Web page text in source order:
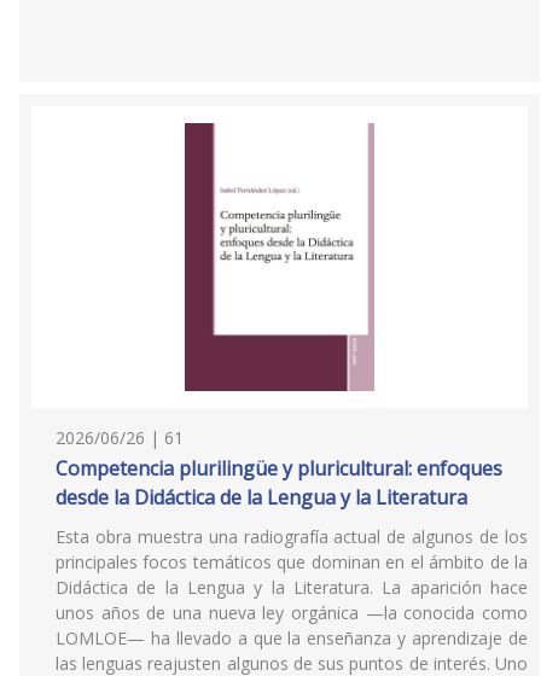
2026/06/26 | 61
Competencia plurilingüe y pluricultural: enfoques
desde la Didáctica de la Lengua y la Literatura
Esta obra muestra una radiografía actual de algunos de los
principales focos temáticos que dominan en el ámbito de la
Didáctica de la Lengua y la Literatura. La aparición hace
unos años de una nueva ley orgánica —la conocida como
LOMLOE— ha llevado a que la enseñanza y aprendizaje de
las lenguas reajusten algunos de sus puntos de interés. Uno